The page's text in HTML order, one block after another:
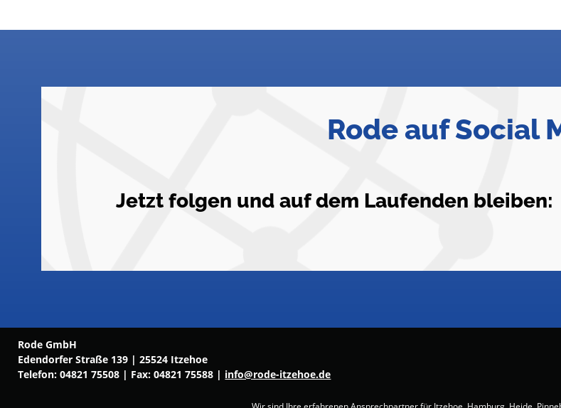
Rode auf Social
Jetzt folgen und auf dem Laufenden bleiben:
Rode GmbH
Edendorfer Straße 139 | 25524 Itzehoe
Telefon:04821 75508 | Fax: 04821 75588 | info@rode-itzehoe.de